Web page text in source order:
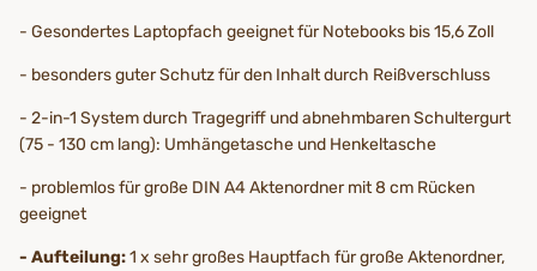
- Gesondertes Laptopfach geeignet für Notebooks bis 15,6 Zoll
- besonders guter Schutz für den Inhalt durch Reißverschluss
- 2-in-1 System durch Tragegriff und abnehmbaren Schultergurt
(75 - 130 cm lang): Umhängetasche und Henkeltasche
- problemlos für große DIN A4 Aktenordner mit 8 cm Rücken
geeignet
- Aufteilung:1 x sehr großes Hauptfach für große Aktenordner,